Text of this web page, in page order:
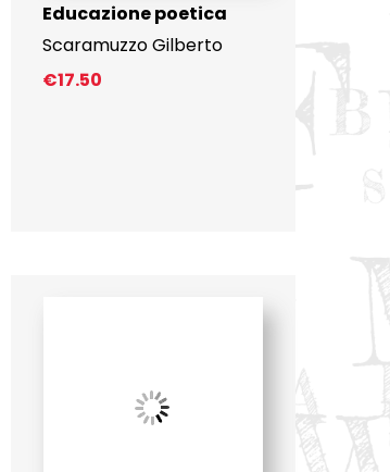
Educazione poetica
Scaramuzzo Gilberto
€17.50